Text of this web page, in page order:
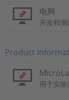
电网
开发和
Product
用于实